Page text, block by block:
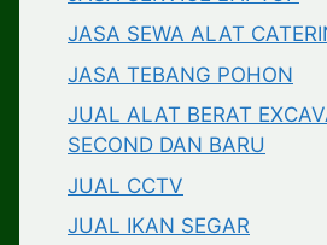
JASA SEWA ALAT
JASA TEBANG POHON
JUAL ALAT BERAT
SECOND DAN BARU
JUAL CCTV
JUAL IKAN SEGAR